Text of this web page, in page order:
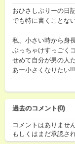
おひさしぶりーの日
でも特に書くことな
私、小さい時から身
ぶっちゃけすっごく
せめて自分が男の人
あー小さくなりたい
過去のコメント(0)
コメントはありません
もしくはまだ承認さ